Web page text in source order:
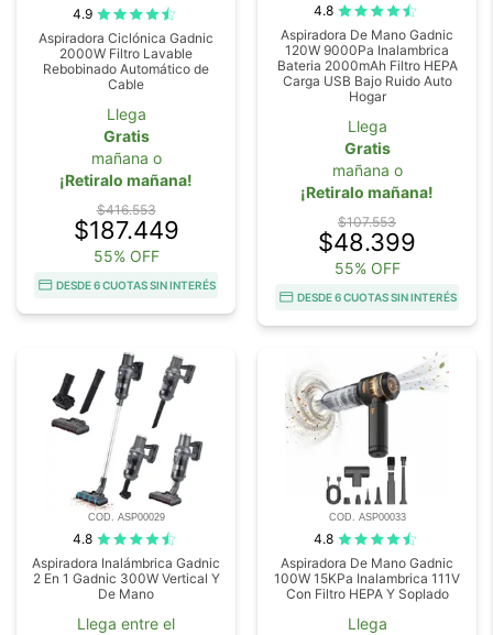
4.9
Aspiradora Ciclónica Gadnic
2000W Filtro Lavable
Rebobinado Automático de
Cable
Llega
Gratis
mañana o
¡Retiralo mañana!
$416.553
$187.449
55% OFF
DESDE 6 CUOTAS SIN INTERÉS
4.8
Aspiradora De Mano Gadnic
120W 9000Pa Inalambrica
Bateria 2000mAh Filtro HEPA
Carga USB Bajo Ruido Auto
Hogar
Llega
Gratis
mañana o
¡Retiralo mañana!
$107.553
$48.399
55% OFF
DESDE 6 CUOTAS SIN INTERÉS
COD. ASP00029
4.8
Aspiradora Inalámbrica Gadnic
2 En 1 Gadnic 300W Vertical Y
De Mano
Llega entre el
COD. ASP00033
4.8
Aspiradora De Mano Gadnic
100W 15KPa Inalambrica 111V
Con Filtro HEPA Y Soplado
Llega